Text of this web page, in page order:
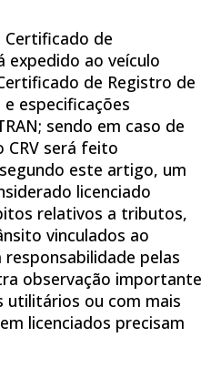
de
expedido ao veículo
de Registro de
e especificações
sendo em caso de
CRV será feito
este artigo, um
licenciado
relativos a tributos,
vinculados ao
pelas
observação importante
utilitários ou com mais
licenciados precisam